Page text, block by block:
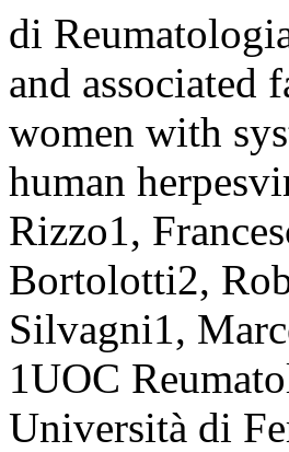
di
and associated
women with
human
Rizzo1,
Bortolotti2,
Silvagni1,
1UOC
Università di